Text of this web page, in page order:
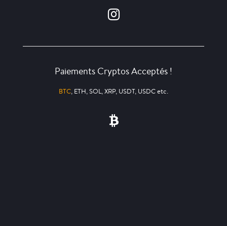
Paiements Cryptos Acceptés !
BTC, ETH, SOL, XRP, USDT, USDC etc.